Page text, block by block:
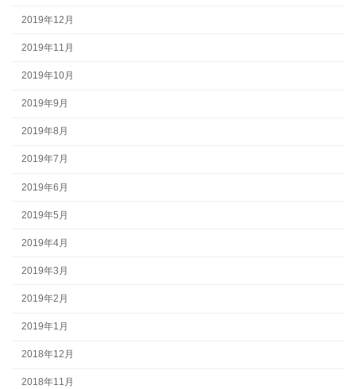
2019年12月
2019年11月
2019年10月
2019年9月
2019年8月
2019年7月
2019年6月
2019年5月
2019年4月
2019年3月
2019年2月
2019年1月
2018年12月
2018年11月